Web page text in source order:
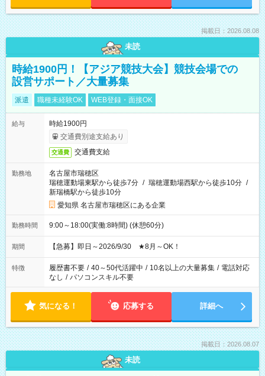
掲載日：2026.08.08
未読
時給1900円！【アジア競技大会】競技会場での
設営サポート／大量募集
派遣 職種未経験OK WEB登録・面接OK
給与
時給1900円
交通費別途支給あり
交通費 交通費支給
勤務地
名古屋市瑞穂区
瑞穂運動場東駅から徒歩7分 / 瑞穂運動場西駅から徒歩10分 /
新瑞橋駅から徒歩10分
愛知県 名古屋市瑞穂区にある企業
勤務時間 9:00～18:00(実働:8時間) (休憩60分)
期間 【急募】即日～2026/9/30 ★8月～OK！
特徴 履歴書不要 / 40～50代活躍中 / 10名以上の大量募集 / 電話対応
なし / パソコンスキル不要
気になる！ 応募する 詳細へ
掲載日：2026.08.07
未読